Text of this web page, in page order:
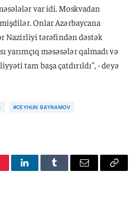
var idi. Moskvadan
Onlar Azərbaycana
Nazirliyi tərəfindən dəstək
yarımçıq məsəsələr qalmadı və
tam başa çatdırıldı", - deyə
#CEYHUN BAYRAMOV
LinkedInTumblr Email
Copy